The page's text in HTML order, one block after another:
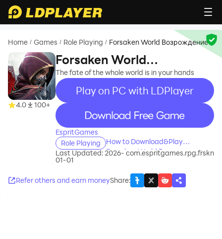
Home / Games / Role Playing / Forsaken World Возрождение
4.0 100+
Forsaken World
Возрождение
The fate of the whole world is in your hands
Play on PC with LDPlayer
recommend
EspritGames
Role Playing
How to Download&Play
Forsaken World Возрождение
Last Updated: 2026-
01-01
com.espritgames.rpg.frskn
Refer others and earn moneyShare: